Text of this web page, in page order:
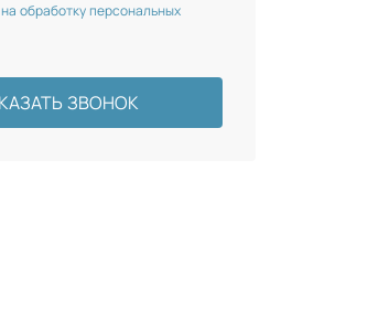
на обработку персональных